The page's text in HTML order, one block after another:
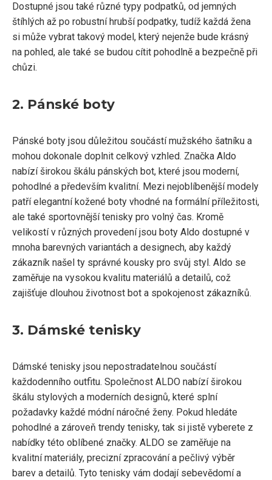
Dostupné jsou také různé typy podpatků, od jemných
štíhlých až po robustní hrubší podpatky, tudíž každá žena
si může vybrat takový model, který nejenže bude krásný
na pohled, ale také se budou cítit pohodlně a bezpečně při
chůzi.
2. Pánské boty
Pánské boty jsou důležitou součástí mužského šatníku a
mohou dokonale doplnit celkový vzhled. Značka Aldo
nabízí širokou škálu pánských bot, které jsou moderní,
pohodlné a především kvalitní. Mezi nejoblíbenější modely
patří elegantní kožené boty vhodné na formální příležitosti,
ale také sportovnější tenisky pro volný čas. Kromě
velikostí v různých provedení jsou boty Aldo dostupné v
mnoha barevných variantách a designech, aby každý
zákazník našel ty správné kousky pro svůj styl. Aldo se
zaměřuje na vysokou kvalitu materiálů a detailů, což
zajišťuje dlouhou životnost bot a spokojenost zákazníků.
3. Dámské tenisky
Dámské tenisky jsou nepostradatelnou součástí
každodenního outfitu. Společnost ALDO nabízí širokou
škálu stylových a moderních designů, které splní
požadavky každé módní náročné ženy. Pokud hledáte
pohodlné a zároveň trendy tenisky, tak si jistě vyberete z
nabídky této oblíbené značky. ALDO se zaměřuje na
kvalitní materiály, precizní zpracování a pečlivý výběr
barev a detailů. Tyto tenisky vám dodají sebevědomí a